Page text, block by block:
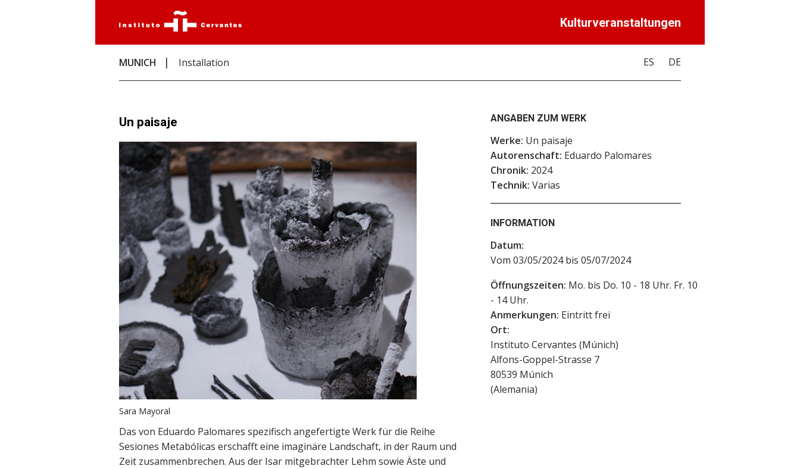
Kulturveranstaltungen
MUNICH Installation ES DE
Un paisaje
Sara Mayoral
Das von Eduardo Palomares spezifisch angefertigte Werk für die Reihe
Sesiones Metabólicas erschafft eine imaginäre Landschaft, in der Raum und
Zeit zusammenbrechen. Aus der Isar mitgebrachter Lehm sowie Äste und
ANGABEN ZUM WERK
Werke: Un paisaje
Autorenschaft: Eduardo Palomares
Chronik: 2024
Technik: Varias
INFORMATION
Datum:
Vom 03/05/2024 bis 05/07/2024
Öffnungszeiten: Mo. bis Do. 10 - 18 Uhr. Fr. 10
- 14 Uhr.
Anmerkungen: Eintritt frei
Ort:
Instituto Cervantes (Múnich)
Alfons-Goppel-Strasse 7
80539 Múnich
(Alemania)